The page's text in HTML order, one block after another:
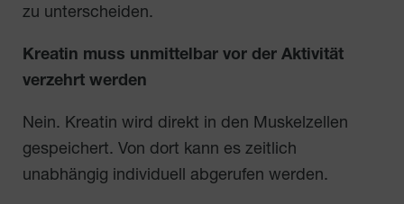
zu unterscheiden.
Kreatin muss unmittelbar vor der Aktivität
verzehrt werden
Nein. Kreatin wird direkt in den Muskelzellen
gespeichert. Von dort kann es zeitlich
unabhängig individuell abgerufen werden.